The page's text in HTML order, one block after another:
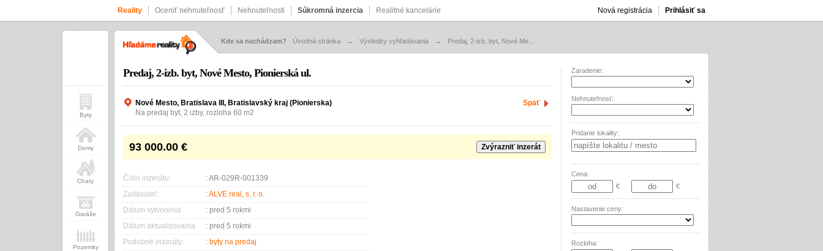
Reality Oceniť nehnuteľnosť Nehnuteľnosti Súkromná inzercia Realitné kancelárie Prihlásiť sa
Nová registrácia
Kde sa nachádzam? Úvodná stránka → Výsledky vyhľadávania → Predaj, 2-izb. byt, Nové Me...
Predaj, 2-izb. byt, Nové Mesto, Pionierská ul.
Nové Mesto, Bratislava III, Bratislavský kraj (Pionierska)
Späť
Na predaj byt, 2 izby, rozloha 60 m2
93 000.00 € Zvýrazniť inzerát
Číslo inzerátu:
: AR-029R-001339
Zadávateľ:
:ALVE real, s. r. o.
Dátum vytvorenia
: pred 5 rokmi
Dátum aktualizovania
: pred 5 rokmi
Podobné inzeráty:
: byty na predaj
Zaradenie:
Nehnuteľnosť:
Pridanie lokality:
Cena:
€
€
Nastavenie ceny:
Rozloha:
Byty
Domy
Chaty
Garáže
Pozemky